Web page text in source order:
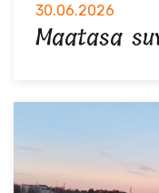
30.06.2026
Maatasa